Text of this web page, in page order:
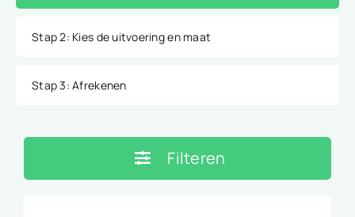
Stap 2: Kies de uitvoering en maat
Stap 3: Afrekenen
Filteren